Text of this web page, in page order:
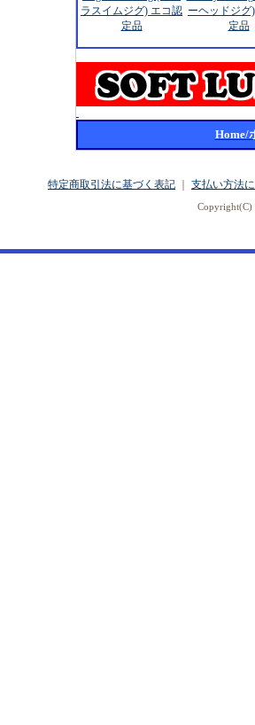
ラスイムジグ) エコ認
定品
ーヘッドジグ
定品
Home/
特定商取引法に基づく表記 支払い方法
Copyright(C)